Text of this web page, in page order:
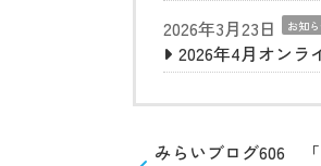
2026年3月23日
お知
2026年4月オンラ
みらいブログ606